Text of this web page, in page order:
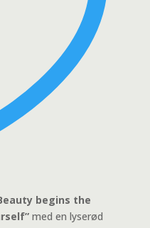
begins the
med en lyserød